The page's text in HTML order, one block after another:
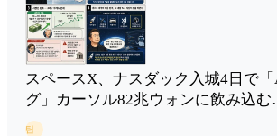
スペースX、ナスダック入城4日で
グ」カーソル82兆ウォンに飲み込
팀